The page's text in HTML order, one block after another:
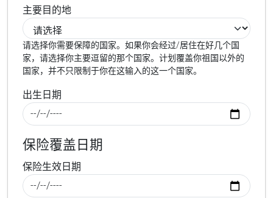
主要目的地
请选择你需要保障的国家。如果你会经过/居住在好几个国
家，请选择你主要逗留的那个国家。计划覆盖你祖国以外的
国家，并不只限制于你在这输入的这一个国家。
出生日期
保险覆盖日期
保险生效日期